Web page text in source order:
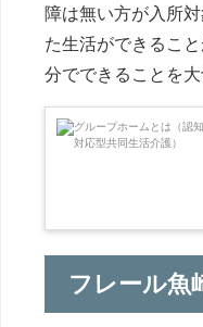
障は無い方が入所
た生活ができるこ
分でできることを
フレール魚